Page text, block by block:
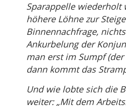
Sparappelle wiederholt
höhere Löhne zur
Binnennachfrage,
Ankurbelung der
man erst im Sumpf (der
dann kommt das
Und wie lobte sich die
weiter: „Mit dem